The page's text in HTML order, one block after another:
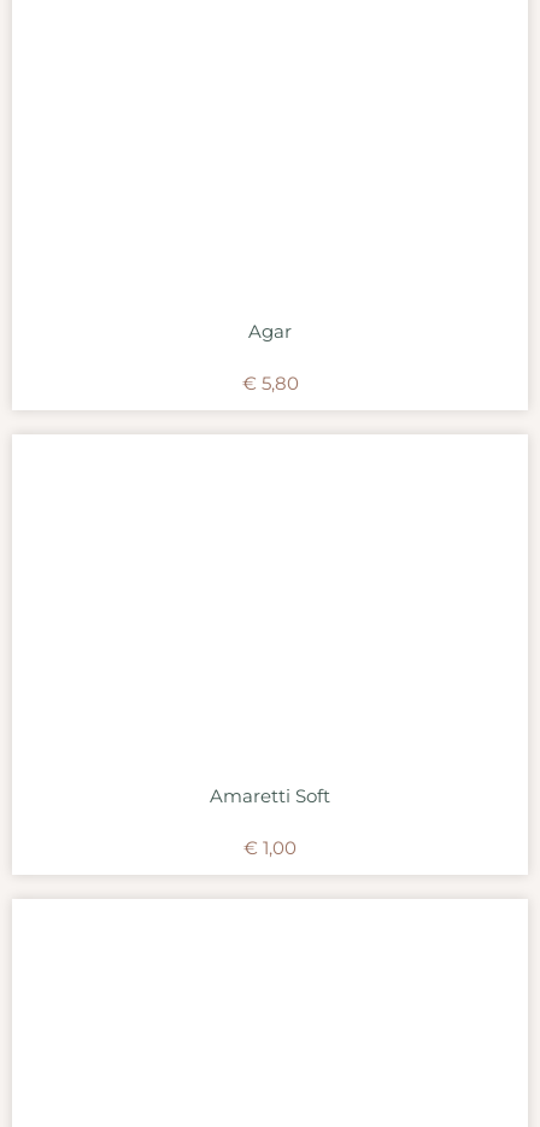
Agar
€ 5,80
Amaretti Soft
€ 1,00